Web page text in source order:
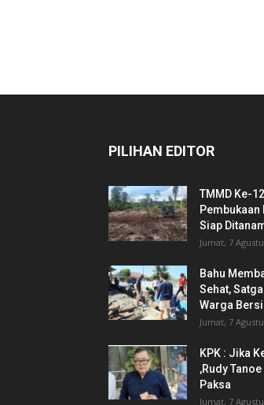
PILIHAN EDITOR
TMMD Ke-
Pembukaan
Siap
Jumat, 7
Bahu
Sehat,
Warga
Jumat, 7
KPK : Jika
,Rudy
Paksa
Jumat, 7